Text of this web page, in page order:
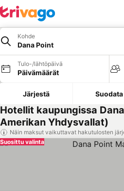
Kohde
Dana Point
Tulo-/lähtöpäivä
Päivämäärät
Järjestä Suodata
Hotellit kaupungissa
Amerikan Yhdysvallat)
Näin maksut vaikuttavat hakutulosten
Suosittu valinta